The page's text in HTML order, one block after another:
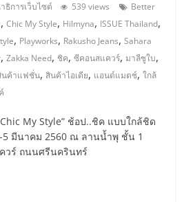
ธิการเว็บไซต์ 539 views
Better
,Chic My Style, Hilmyna, ISSUE Thailand,
, Playworks, Rakusho Jeans,Sahara
,Zakka Need, ชิค,ซีคอนสแควร์,มาลีชูใบ,
นค้าแฟชั่น,สินค้าไอเดีย, แอนด์แมตช์,ใกล้
My Style” ช้อป..ชิค แบบใกล้ชิด
5 มีนาคม 2560 ณ ลานน้ำพุ ชั้น 1
วร์ ถนนศรีนครินทร์